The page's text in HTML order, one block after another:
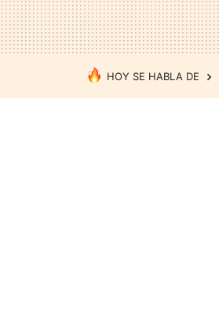
HOY SE HABLA DE